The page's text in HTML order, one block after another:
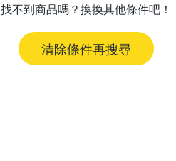
找不到商品嗎？換換其他條件吧！
清除條件再搜尋